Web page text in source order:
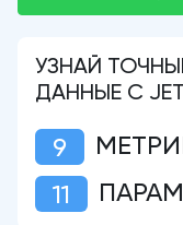
УЗНАЙ
ДАННЫЕ С
9
11